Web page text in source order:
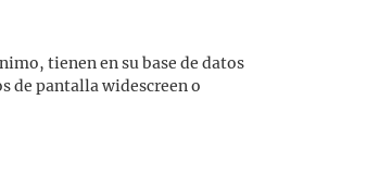
tienen en su base de datos
de pantalla widescreen o